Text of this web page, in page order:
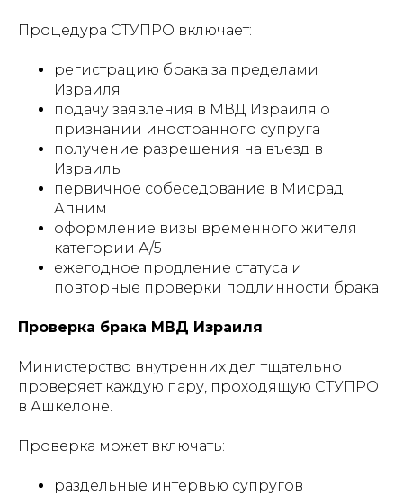
Процедура СТУПРО включает:
регистрацию брака за пределами
Израиля
подачу заявления в МВД Израиля о
признании иностранного супруга
получение разрешения на въезд в
Израиль
первичное собеседование в Мисрад
Апним
оформление визы временного жителя
категории А/5
ежегодное продление статуса и
повторные проверки подлинности брака
Проверка брака МВД Израиля
Министерство внутренних дел тщательно
проверяет каждую пару, проходящую СТУПРО
в Ашкелоне.
Проверка может включать:
раздельные интервью супругов